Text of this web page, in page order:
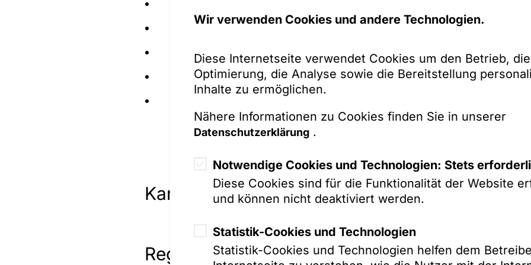
Wir verwenden Cookies und andere Technologien.
Diese Internetseite verwendet Cookies um den Betrieb, die
Optimierung, die Analyse sowie die Bereitstellung
Inhalte zu ermöglichen.
Nähere Informationen zu Cookies finden Sie in unserer
Datenschutzerklärung .
Notwendige Cookies und Technologien: Stets
Diese Cookies sind für die Funktionalität der Website
und können nicht deaktiviert werden.
Statistik-Cookies und Technologien
Statistik-Cookies und Technologien helfen dem
Streitigkeiten im Zusammenhang mit komplexen
Groß- und Massenverfahren (auf Schadensersatz)
Handelsrechtliche Streitigkeiten
Bankrechtliche Streitigkeiten
Versicherungs- und rückversicherungsrechtliche Streitigkeiten
Verfahren des einstweiligen Rechtsschutzes
Mediation / ADR
Kartellrechtliche Streitigkeiten
Regulierung / verwaltungsrechtliche